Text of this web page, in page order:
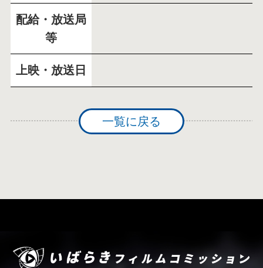
配給・放送局
等
上映・放送日
一覧に戻る